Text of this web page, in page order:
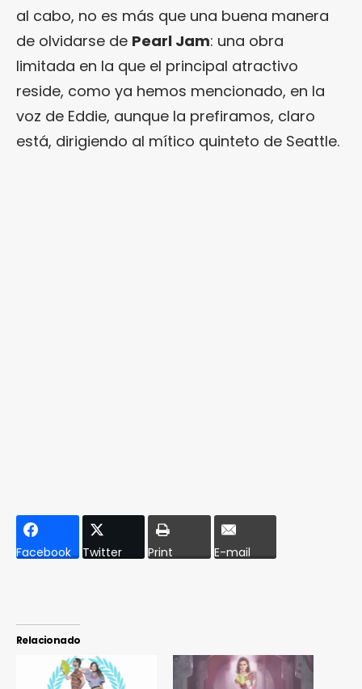
al cabo, no es más que una buena manera
de olvidarse de Pearl Jam: una obra
limitada en la que el principal atractivo
reside, como ya hemos mencionado, en la
voz de Eddie, aunque la prefiramos, claro
está, dirigiendo al mítico quinteto de Seattle.
Facebook Twitter Print E-mail
Relacionado